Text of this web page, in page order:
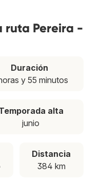
ruta Pereira -
Duración
y 55 minutos
alta
junio
Distancia
384 km